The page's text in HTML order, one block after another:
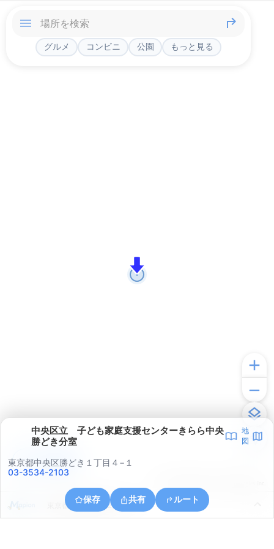
グルメ コンビニ 公園 もっと見る
中央区立 子ども家庭支援センターきらら中央
勝どき分室
地
図
東京都中央区勝どき１丁目４−１
03-3534-2103
保存 共有 ルート
東京都江東区豊洲２丁目１
アプリで見る